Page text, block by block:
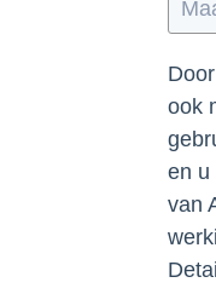
ook
en u
van